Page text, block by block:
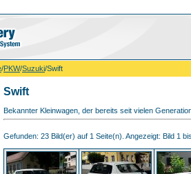
/PKW/Suzuki/Swift
Swift
Bekannter Kleinwagen, der bereits seit vielen
Gefunden: 23 Bild(er) auf 1 Seite(n). Angezeigt: Bild 1